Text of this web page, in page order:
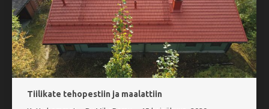
Tiilikate tehopestiin ja maalattiin